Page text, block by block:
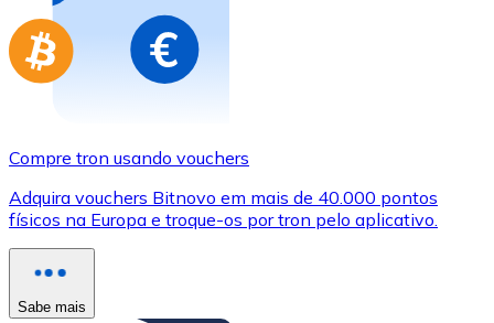
Ir para a loja de cartões-presente
Compre tron usando vouchers
Adquira vouchers Bitnovo em mais de 40.000 pontos
físicos na Europa e troque-os por tron pelo aplicativo.
Sabe mais